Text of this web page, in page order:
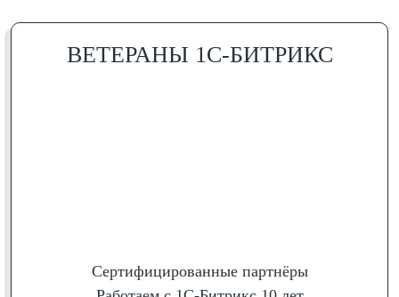
ВЕТЕРАНЫ 1С-БИТРИКС
Сертифици­рованные партнёры